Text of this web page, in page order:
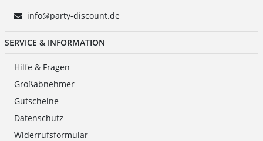
info@party-discount.de
SERVICE & INFORMATION
Hilfe & Fragen
Großabnehmer
Gutscheine
Datenschutz
Widerrufsformular